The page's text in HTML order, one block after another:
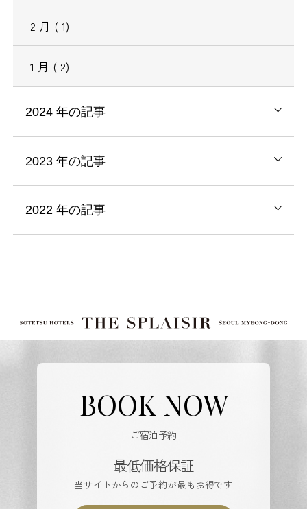
2 月 ( 1)
1 月 ( 2)
2024 年の記事
2023 年の記事
2022 年の記事
BOOK NOW
ご宿泊予約
最低価格保証
当サイトからのご予約が最もお得です